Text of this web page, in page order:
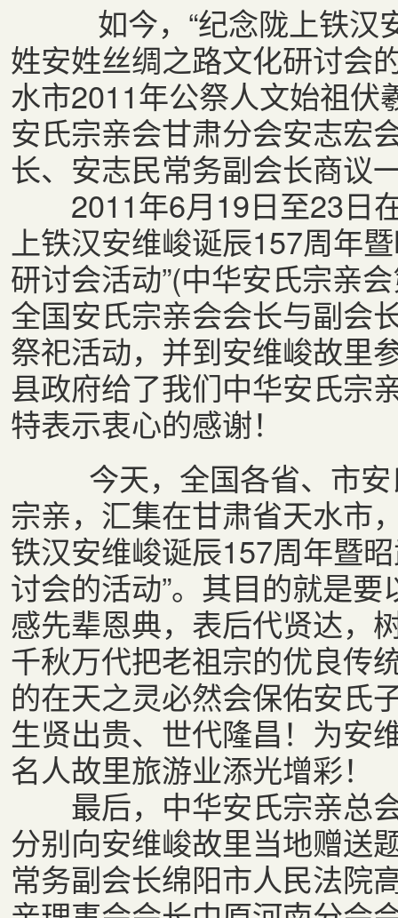
如今，“纪念陇上铁汉
姓安姓丝绸之路文化研讨会
水市2011年公祭人文始祖伏
安氏宗亲会甘肃分会安志宏
长、安志民常务副会长商议
2011年6月19日至23日在
上铁汉安维峻诞辰157周年
研讨会活动”(中华安氏宗亲
全国安氏宗亲会会长与副会
祭祀活动，并到安维峻故里
县政府给了我们中华安氏宗
特表示衷心的感谢！
今天，全国各省、市安
宗亲，汇集在甘肃省天水市
铁汉安维峻诞辰157周年暨
讨会的活动”。其目的就是
感先辈恩典，表后代贤达，
千秋万代把老祖宗的优良传
的在天之灵必然会保佑安氏
生贤出贵、世代隆昌！为安
名人故里旅游业添光增彩！
最后，中华安氏宗亲总
分别向安维峻故里当地赠送
常务副会长绵阳市人民法院